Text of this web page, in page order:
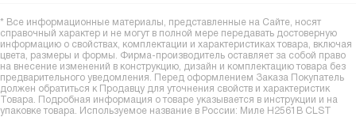
* Все информационные материалы, представленные на Сайте, носят
справочный характер и не могут в полной мере передавать достоверную
информацию о свойствах, комплектации и характеристиках товара, включая
цвета, размеры и формы. Фирма-производитель оставляет за собой право
на внесение изменений в конструкцию, дизайн и комплектацию товара без
предварительного уведомления. Перед оформлением Заказа Покупатель
должен обратиться к Продавцу для уточнения свойств и характеристик
Товара. Подробная информация о товаре указывается в инструкции и на
упаковке товара. Используемое название в России: Миле H2561B CLST